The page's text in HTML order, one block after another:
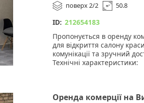
поверх 2/2 50.8
ID: 212654183
Пропонується в оренду
для відкриття салону
комунікації та зручний
Технічні характеристики:
Переваги:
Оренда комерції на